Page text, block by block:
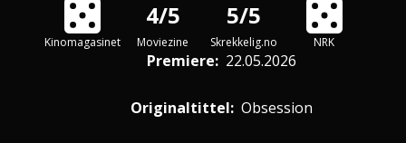
Kinomagasinet
4/5
Moviezine
5/5
Skrekkelig.no NRK
Premiere: 22.05.2026
Originaltittel: Obsession